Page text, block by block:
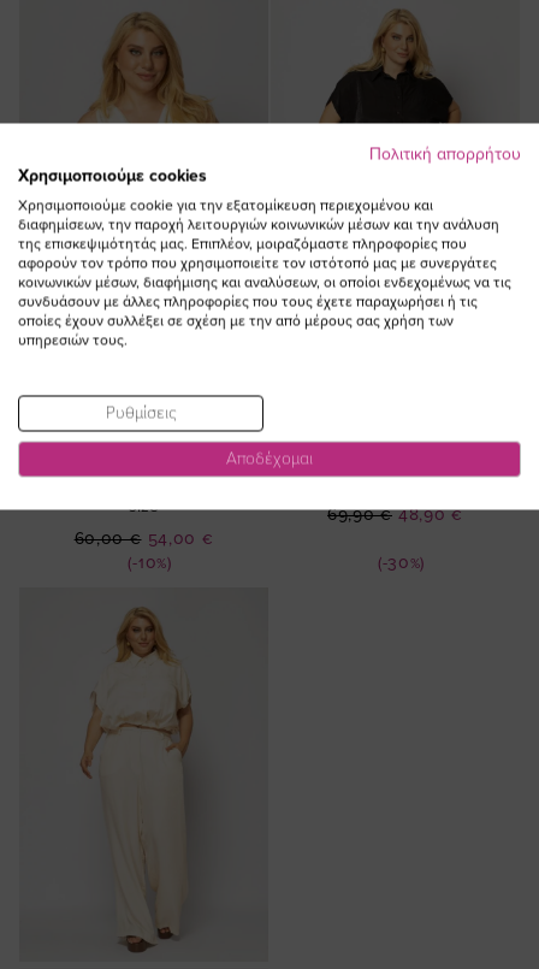
ΠΡΟΣΘΗΚΗ ΣΤΟ
ΚΑΛΑΘΙ
Μπλούζα αμάνικη drape με
snake print σε εκροή χρώμα plus
size
(-10%)
Ειδική
Τιμή
54,00 €
60,00 €
Πουκάμισο με σούρα τελείωμα
σε χρώμα μαύρο plus size
(-30%)
Ειδική
48,90 €
69,90 €
Πολιτική απορρήτου
Χρησιμοποιούμε cookies
Χρησιμοποιούμε cookie για την εξατομίκευση περιεχομένου και
διαφημίσεων, την παροχή λειτουργιών κοινωνικών μέσων και την ανάλυση
της επισκεψιμότητάς μας. Επιπλέον, μοιραζόμαστε πληροφορίες που
αφορούν τον τρόπο που χρησιμοποιείτε τον ιστότοπό μας με συνεργάτες
κοινωνικών μέσων, διαφήμισης και αναλύσεων, οι οποίοι ενδεχομένως να τις
συνδυάσουν με άλλες πληροφορίες που τους έχετε παραχωρήσει ή τις
οποίες έχουν συλλέξει σε σχέση με την από μέρους σας χρήση των
υπηρεσιών τους.
Ρυθμίσεις
Αποδέχομαι